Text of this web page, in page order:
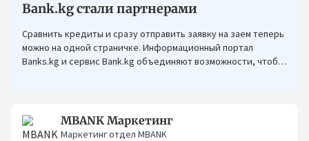
Bank.kg стали партнерами
Сравнить кредиты и сразу отправить заявку на заем теперь
можно на одной страничке. Информационный портал
Banks.kg и сервис Bank.kg объединяют возможности, чтобы
MBANK Маркетинг
Маркетинг отдел MBANK